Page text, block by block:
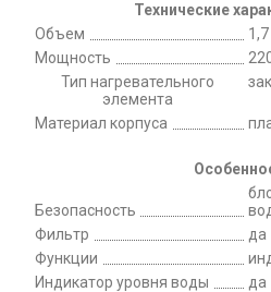
Технические
Объем
1,7
Мощность
Тип нагревательного
элемента
Материал корпуса
Безопасность
Фильтр
да
Функции
Индикатор уровня воды
да